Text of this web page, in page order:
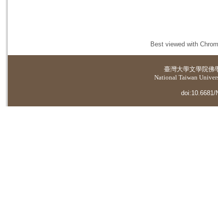
Best viewed with
臺灣大學文學院佛
National Taiwan
doi:10.6681/